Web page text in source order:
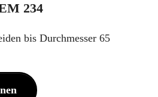
234
bis Durchmesser 65